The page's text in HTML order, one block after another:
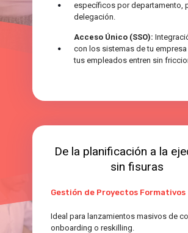
específicos por departamento,
delegación.
Acceso Único (SSO):
con los sistemas de tu
tus empleados entren sin
De la planificación a la
sin fisuras
Gestión de Proyectos Formativos
Ideal para lanzamientos masivos de
onboarding o reskilling.